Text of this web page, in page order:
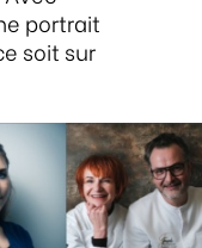
portrait
soit sur